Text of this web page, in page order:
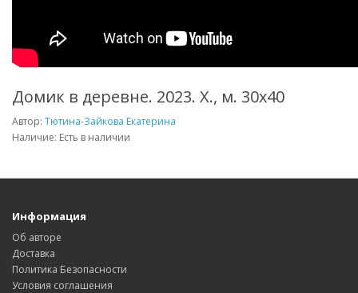
Домик в деревне. 2023. Х., м. 30х40
Автор: Тютина-Зайкова Екатерина
Наличие: Есть в наличии
Информация
Об авторе
Доставка
Политика Безопасности
Условия соглашения